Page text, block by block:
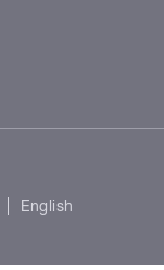
English